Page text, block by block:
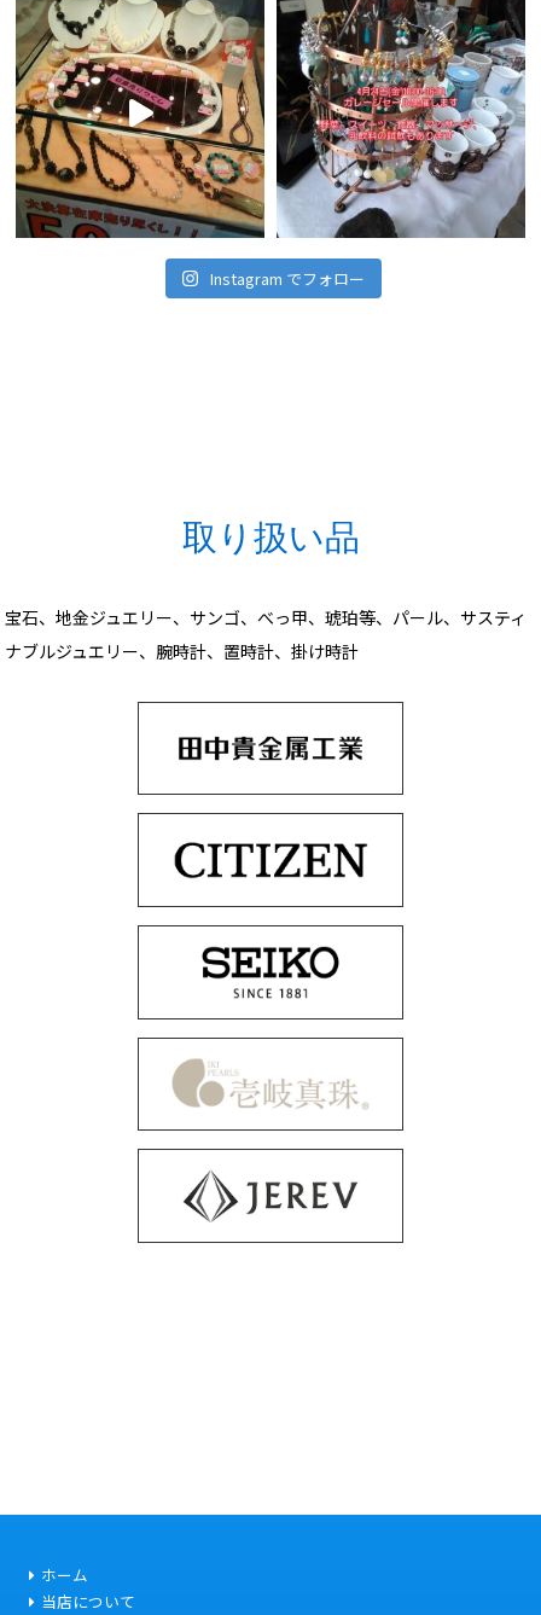
Instagram でフォロー
取り扱い品
宝石、地金ジュエリー、サンゴ、べっ甲、琥珀等、パール、サスティ
ナブルジュエリー、腕時計、置時計、掛け時計
ホーム
当店について